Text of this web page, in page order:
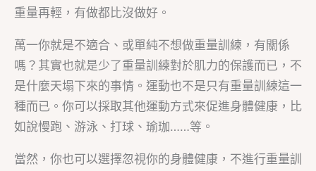
重量再輕，有做都比沒做好。
萬一你就是不適合、或單純不想做重量訓練，有關係
嗎？其實也就是少了重量訓練對於肌力的保護而已，不
是什麼天塌下來的事情。運動也不是只有重量訓練這一
種而已。你可以採取其他運動方式來促進身體健康，比
如說慢跑、游泳、打球、瑜珈……等。
當然，你也可以選擇忽視你的身體健康，不進行重量訓